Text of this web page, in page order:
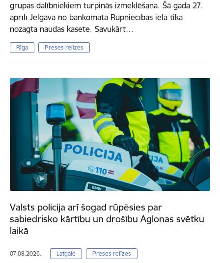
grupas dalībniekiem turpinās izmeklēšana. Šā gada 27.
aprīlī Jelgavā no bankomāta Rūpniecības ielā tika
nozagta naudas kasete. Savukārt…
Rīga Preses relīzes
Valsts policija arī šogad rūpēsies par
sabiedrisko kārtību un drošību Aglonas svētku
laikā
07.08.2026. Latgale Preses relīzes